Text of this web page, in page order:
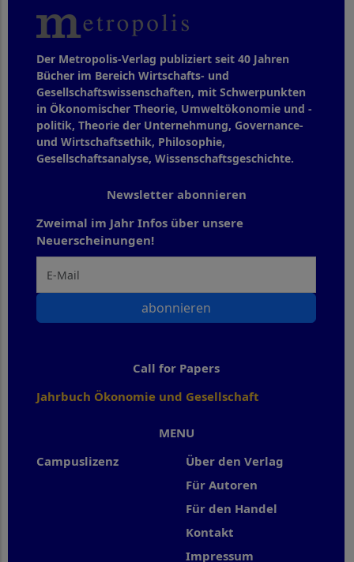
Der Metropolis-Verlag publiziert seit 40 Jahren
Bücher im Bereich Wirtschafts- und
Gesellschaftswissenschaften, mit Schwerpunkten
in Ökonomischer Theorie, Umweltökonomie und -
politik, Theorie der Unternehmung, Governance-
und Wirtschaftsethik, Philosophie,
Gesellschaftsanalyse, Wissenschaftsgeschichte.
MENU
Campuslizenz
Über den Verlag
Für Autoren
Für den Handel
Kontakt
Impressum
Newsletter abonnieren
Zweimal im Jahr Infos über unsere
Neuerscheinungen!
abonnieren
Call for Papers
Jahrbuch Ökonomie und Gesellschaft